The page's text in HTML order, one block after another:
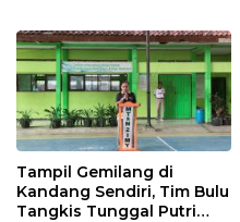
Tampil Gemilang di
Kandang Sendiri, Tim Bulu
Tangkis Tunggal Putri